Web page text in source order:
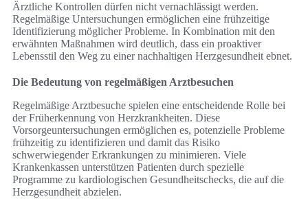
Ärztliche Kontrollen dürfen nicht vernachlässigt werden.
Regelmäßige Untersuchungen ermöglichen eine frühzeitige
Identifizierung möglicher Probleme. In Kombination mit den
erwähnten Maßnahmen wird deutlich, dass ein proaktiver
Lebensstil den Weg zu einer nachhaltigen Herzgesundheit ebnet.
Die Bedeutung von regelmäßigen Arztbesuchen
Regelmäßige Arztbesuche spielen eine entscheidende Rolle bei
der Früherkennung von Herzkrankheiten. Diese
Vorsorgeuntersuchungen ermöglichen es, potenzielle Probleme
frühzeitig zu identifizieren und damit das Risiko
schwerwiegender Erkrankungen zu minimieren. Viele
Krankenkassen unterstützen Patienten durch spezielle
Programme zu kardiologischen Gesundheitschecks, die auf die
Herzgesundheit abzielen.